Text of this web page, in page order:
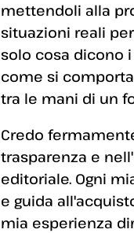
mettendoli alla
situazioni reali
solo cosa dicono
come si
tra le mani di un
Credo
trasparenza e
editoriale. Ogni
e guida
mia esperienza